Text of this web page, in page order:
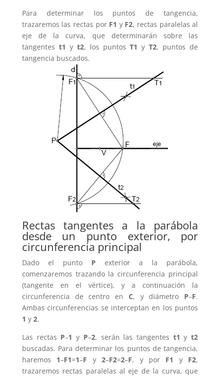
Para determinar los puntos de tangencia,
trazaremos las rectas por F1 y F2, rectas paralelas al
eje de la curva, que determinarán sobre las
tangentes t1 y t2, los puntosT1 yT2, puntos de
tangencia buscados.
Rectas tangentes a la parábola
desde un punto exterior, por
circunferencia principal
Dado el punto P exterior a la parábola,
comenzaremos trazando la circunferencia principal
(tangente en el vértice), y a continuación la
circunferencia de centro en C, y diámetro P–F.
Ambas circunferencias se interceptan en los puntos
1 y 2.
Las rectas P–1 y P–2, serán las tangentes t1 yt2
buscadas. Para determinar los puntos de tangencia,
haremos 1–F1=1–F y2–F2=2–F, y por F1 y F2,
trazaremos rectas paralelas al eje de la curva, que